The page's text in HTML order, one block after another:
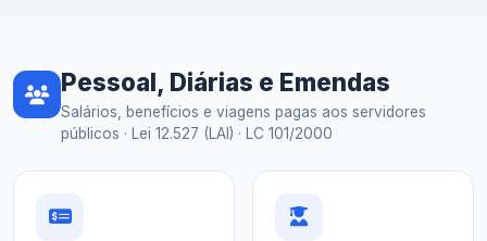
Pessoal, Diárias e Emendas
Salários, benefícios e viagens pagas aos servidores
públicos · Lei 12.527 (LAI) · LC 101/2000